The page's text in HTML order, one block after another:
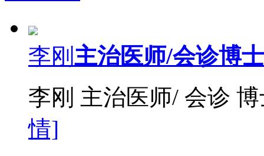
李刚 主治医师/会诊博士
李刚 主治医师/ 会诊
情]